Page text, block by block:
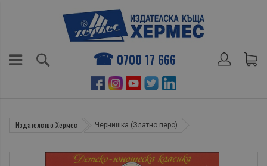
0700 17 666
Издателство Хермес Чернишка (Златно перо)